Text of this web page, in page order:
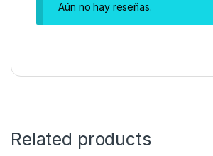
Aún no hay reseñas.
Related products